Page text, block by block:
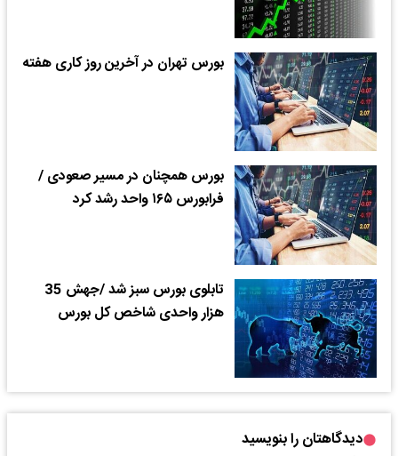
بورس تهران در آخرین روز کاری هفته
بورس همچنان در مسیر صعودی /
فرابورس ۱۶۵ واحد رشد کرد
تابلوی بورس سبز شد /جهش 35
هزار واحدی شاخص کل بورس
دیدگاهتان را بنویسید